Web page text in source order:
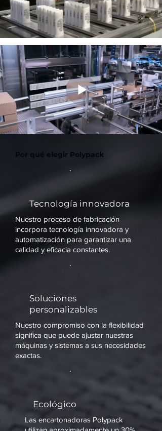
Por qué elegir Polypack
Tecnología innovadora
Nuestro proceso de fabricación
incorpora tecnología innovadora y
automatización para garantizar una
calidad y eficacia constantes.
Soluciones
personalizables
Nuestro compromiso con la flexibilidad
significa que puede ajustar nuestras
máquinas y sistemas a sus necesidades
exactas.
Ecológico
Las encartonadoras Polypack